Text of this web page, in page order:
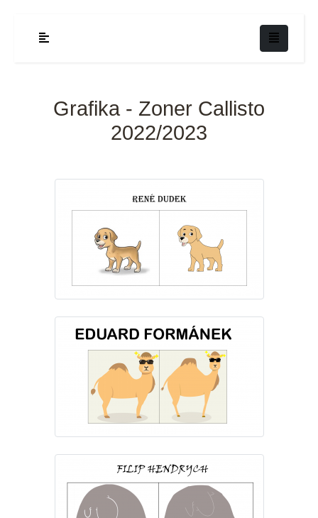
Grafika - Zoner Callisto
2022/2023